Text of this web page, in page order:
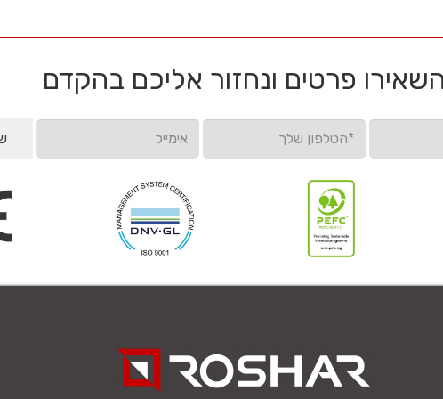
פרטים ונחזור אליכם בהקדם